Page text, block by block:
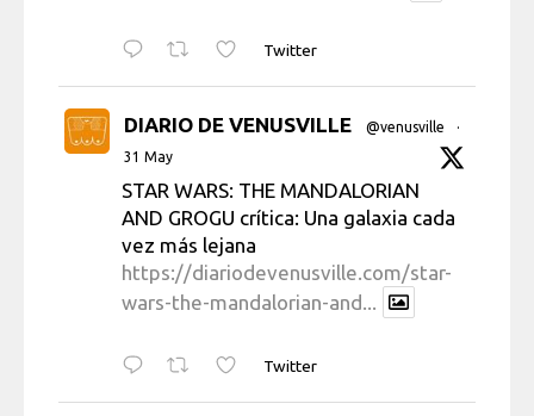
Twitter
DIARIO DE VENUSVILLE @venusville
·
31 May
STAR WARS: THE MANDALORIAN
AND GROGU crítica: Una galaxia cada
vez más lejana
https://diariodevenusville.com/star-
wars-the-mandalorian-and...
Twitter